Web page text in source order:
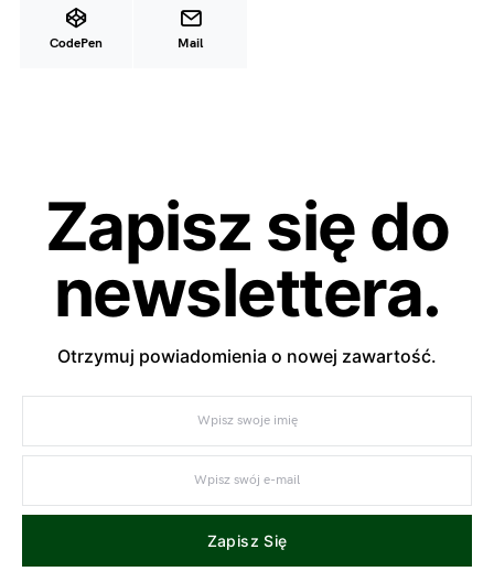
CodePen Mail
Zapisz się do
newslettera.
Otrzymuj powiadomienia o nowej zawartość.
Zapisz Się